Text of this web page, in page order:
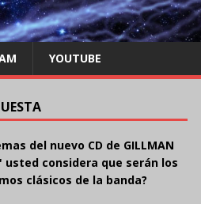
YOUTUBE
del nuevo CD de GILLMAN
usted considera que serán los
clásicos de la banda?